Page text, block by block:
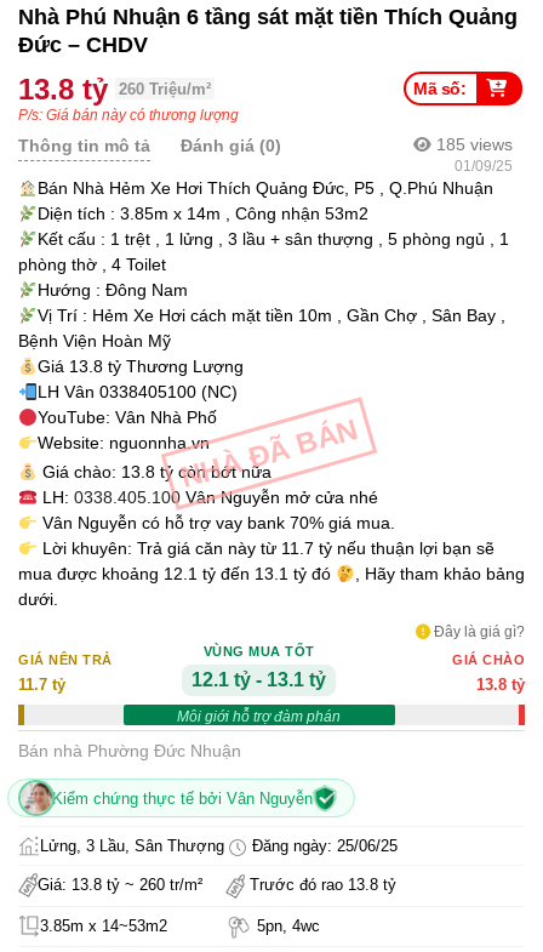
NHÀ ĐÃ BÁN
Nhà Phú Nhuận 6 tầng sát mặt tiền Thích Quảng
Đức – CHDV
Mã số:
13.8 tỷ 260 Triệu/m²
P/s: Giá bán này có thương lượng
185 views
01/09/25
Thông tin mô tả Đánh giá (0)
Bán Nhà Hẻm Xe Hơi Thích Quảng Đức, P5 , Q.Phú Nhuận
Diện tích : 3.85m x 14m , Công nhận 53m2
Kết cấu : 1 trệt , 1 lửng , 3 lầu + sân thượng , 5 phòng ngủ , 1
phòng thờ , 4 Toilet
Hướng : Đông Nam
Vị Trí : Hẻm Xe Hơi cách mặt tiền 10m , Gần Chợ , Sân Bay ,
Bệnh Viện Hoàn Mỹ
Giá 13.8 tỷ Thương Lượng
LH Vân 0338405100 (NC)
YouTube: Vân Nhà Phố
Website: nguonnha.vn
Giá chào: 13.8 tỷ còn bớt nữa
LH: 0338.405.100Vân Nguyễn mở cửa nhé
Vân Nguyễn có hỗ trợ vay bank 70% giá mua.
Lời khuyên: Trả giá căn này từ 11.7 tỷ nếu thuận lợi bạn sẽ
mua được khoảng 12.1 tỷ đến 13.1 tỷ đó
, Hãy tham khảo bảng
dưới.
Đây là giá gì?
GIÁ NÊN TRẢ
11.7 tỷ
VÙNG MUA TỐT
12.1 tỷ - 13.1 tỷ
Môi giới hỗ trợ đàm phán
GIÁ CHÀO
13.8 tỷ
Bán nhà Phường Đức Nhuận
Kiểm chứng thực tế bởi Vân Nguyễn
Lửng, 3 Lầu, Sân Thượng Đăng ngày: 25/06/25
Giá: 13.8 tỷ ~ 260 tr/m² Trước đó rao 13.8 tỷ
3.85m x 14~53m2 5pn, 4wc